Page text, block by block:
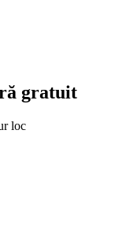
gratuit
loc